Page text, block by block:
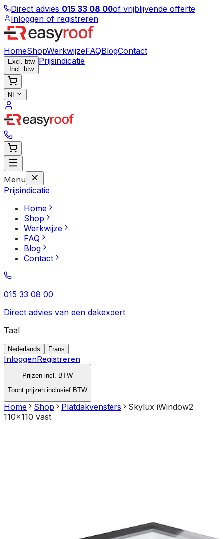
Direct advies 015 33 08 00of vrijblijvende offerte
Inloggen of registreren
HomeShopWerkwijzeFAQBlogContact
Excl. btw
Incl. btw
Prijsindicatie
NL
Menu
Prijsindicatie
Home
Shop
Werkwijze
FAQ
Blog
Contact
015 33 08 00
Direct advies van een dakexpert
Taal
Nederlands Frans
InloggenRegistreren
Prijzen incl. BTW
Toont prijzen inclusief BTW
Home Shop Platdakvensters
Skylux iWindow2
110x110 vast